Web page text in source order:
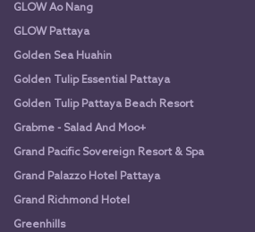
GLOW Ao Nang
GLOW Pattaya
Golden Sea Huahin
Golden Tulip Essential Pattaya
Golden Tulip Pattaya Beach Resort
Grabme - Salad And Moo+
Grand Pacific Sovereign Resort & Spa
Grand Palazzo Hotel Pattaya
Grand Richmond Hotel
Greenhills